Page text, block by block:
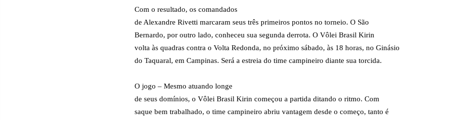
Com o resultado, os comandados
de Alexandre Rivetti marcaram seus três primeiros pontos no torneio. O São
Bernardo, por outro lado, conheceu sua segunda derrota. O Vôlei Brasil Kirin
volta às quadras contra o Volta Redonda, no próximo sábado, às 18 horas, no Ginásio
do Taquaral, em Campinas. Será a estreia do time campineiro diante sua torcida.
O jogo – Mesmo atuando longe
de seus domínios, o Vôlei Brasil Kirin começou a partida ditando o ritmo. Com
saque bem trabalhado, o time campineiro abriu vantagem desde o começo, tanto é